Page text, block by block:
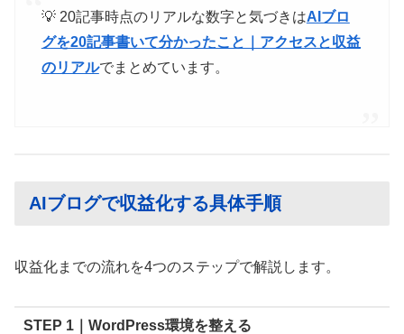
💡 20記事時点のリアルな数字と気づきはAIブロ
グを20記事書いて分かったこと｜アクセスと収益
のリアルでまとめています。
AIブログで収益化する具体手順
収益化までの流れを4つのステップで解説します。
STEP 1｜WordPress環境を整える